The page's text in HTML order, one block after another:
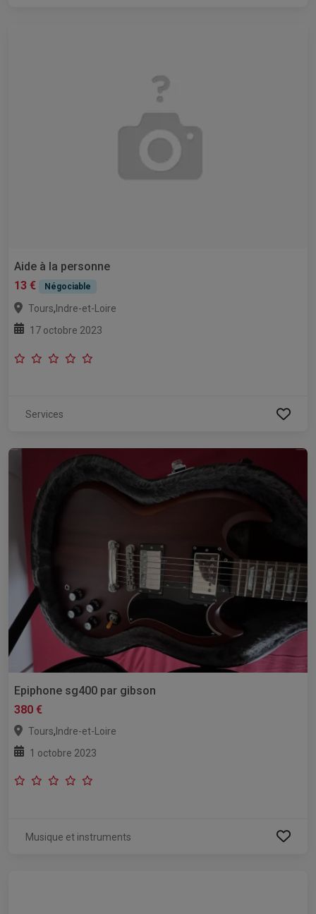
Aide à la personne
13 €
Négociable
Tours, Indre-et-Loire
17 octobre 2023
Services
Epiphone sg400 par gibson
380 €
Tours, Indre-et-Loire
1 octobre 2023
Musique et instruments